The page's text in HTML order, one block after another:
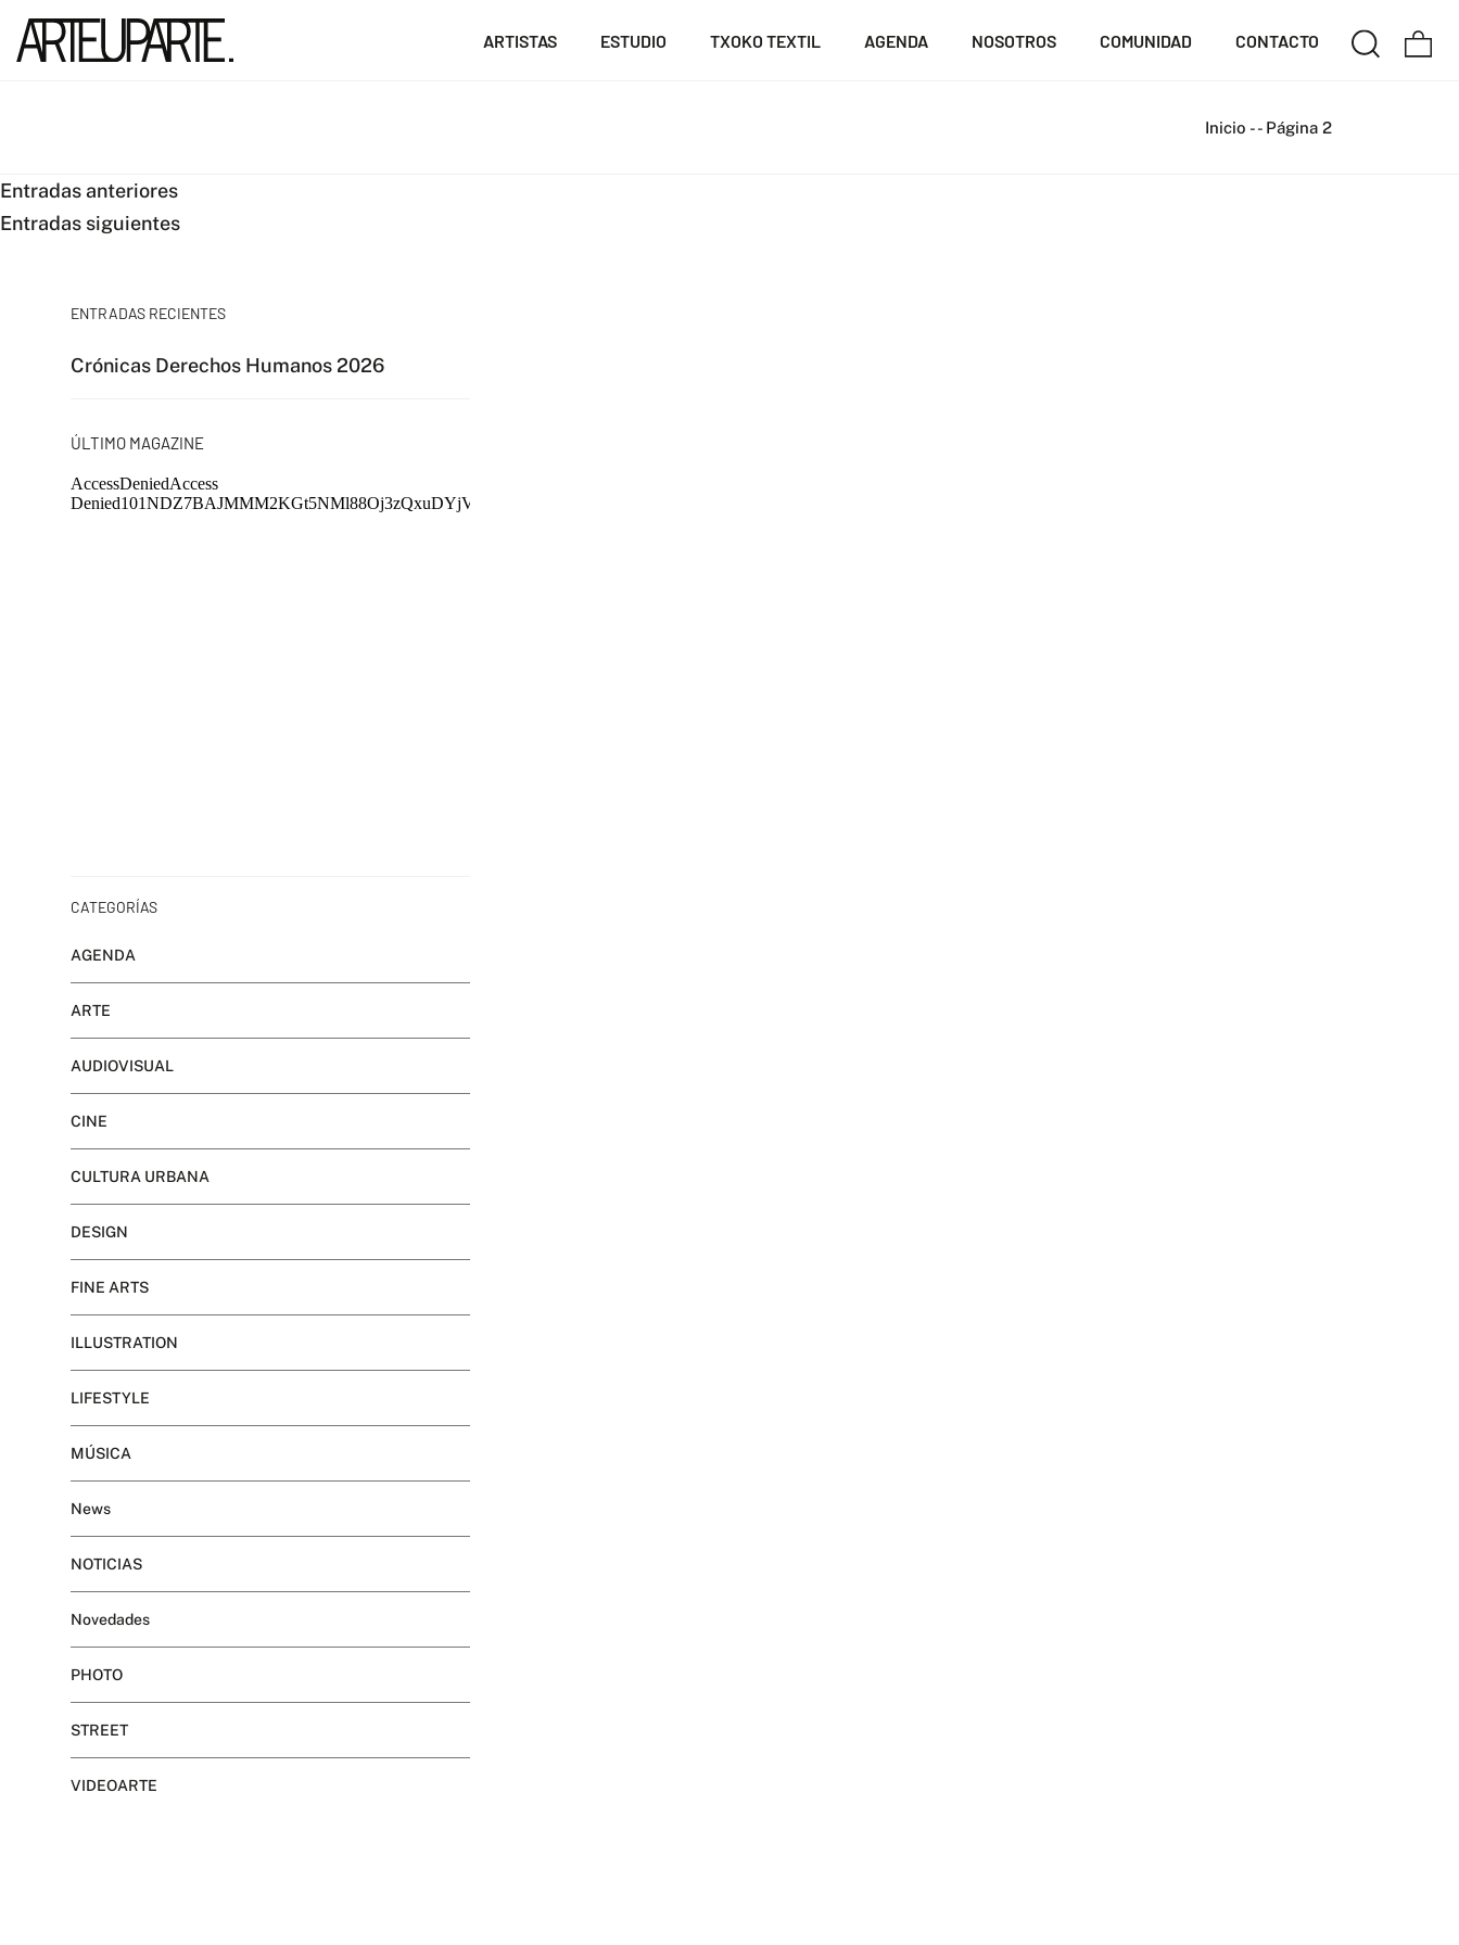
ARTISTAS ESTUDIO TXOKO TEXTIL AGENDA NOSOTROS COMUNIDAD CONTACTO
Inicio -- Página 2
Navegación
de
Entradas anteriores
Entradas siguientes
ENTRADAS RECIENTES
Crónicas Derechos Humanos 2026
ÚLTIMO MAGAZINE
CATEGORÍAS
AGENDA
ARTE
AUDIOVISUAL
CINE
CULTURA URBANA
DESIGN
FINE ARTS
ILLUSTRATION
LIFESTYLE
MÚSICA
News
NOTICIAS
Novedades
PHOTO
STREET
VIDEOARTE